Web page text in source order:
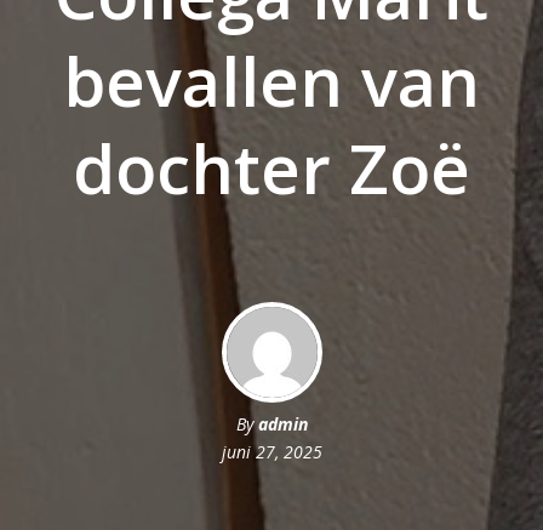
bevallen van
dochter Zoë
Byadmin
juni 27, 2025